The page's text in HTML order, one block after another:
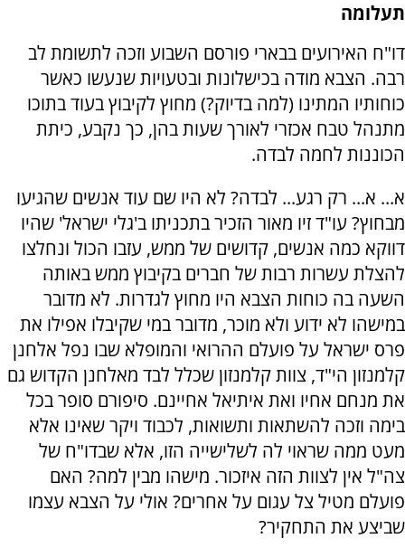
תעלומה
דו"ח האירועים בבארי פורסם השבוע וזכה לתשומת לב
רבה. הצבא מודה בכישלונות ובטעויות שנעשו כאשר
כוחותיו המתינו (למה בדיוק?) מחוץ לקיבוץ בעוד בתוכו
מתנהל טבח אכזרי לאורך שעות בהן, כך נקבע, כיתת
הכוננות לחמה לבדה.
א... א... רק רגע... לבדה? לא היו שם עוד אנשים שהגיעו
מבחוץ? עו"ד זיו מאור הזכיר בתכניתו ב'גלי ישראל' שהיו
דווקא כמה אנשים, קדושים של ממש, עזבו הכול ונחלצו
להצלת עשרות רבות של חברים בקיבוץ ממש באותה
השעה בה כוחות הצבא היו מחוץ לגדרות. לא מדובר
במישהו לא ידוע ולא מוכר, מדובר במי שקיבלו אפילו את
פרס ישראל על פועלם ההרואי והמופלא שבו נפל אלחנן
קלמנזון הי"ד, צוות קלמנזון שכלל לבד מאלחנן הקדוש גם
את מנחם אחיו ואת איתיאל אחיינם. סיפורם סופר בכל
בימה וזכה להשתאות ותשואות, לכבוד ויקר שאינו אלא
מעט ממה שראוי לה לשלישייה הזו, אלא שבדו"ח של
צה"ל אין לצוות הזה איזכור. מישהו מבין למה? האם
פועלם מטיל צל עגום על אחרים? אולי על הצבא עצמו
שביצע את התחקיר?